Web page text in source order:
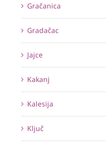
Gračanica
Gradačac
Jajce
Kakanj
Kalesija
Ključ